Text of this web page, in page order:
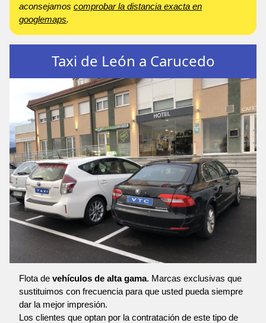
aconsejamos comprobar la distancia exacta en
googlemaps.
Taxi de León a Carucedo
Flota de vehículos de alta gama. Marcas exclusivas que
sustituimos con frecuencia para que usted pueda siempre
dar la mejor impresión.
Los clientes que optan por la contratación de este tipo de